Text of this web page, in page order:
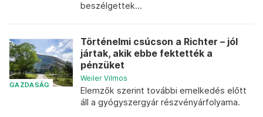
beszélgettek...
GAZDASÁG
Történelmi csúcson a Richter – jól
jártak, akik ebbe fektették a
pénzüket
Weiler Vilmos
Elemzők szerint további emelkedés előtt
áll a gyógyszergyár részvényárfolyama.